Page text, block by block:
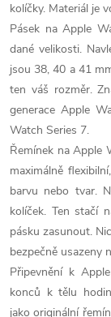
kolíčky. Materiál je
Pásek na Apple
dané velikosti.
jsou 38, 40 a 41
ten váš rozměr.
generace Apple
Watch Series 7.
Řemínek na Apple
maximálně
barvu nebo tvar.
kolíček. Ten stačí
pásku zasunout.
bezpečně usazeny
Připevnění k
konců k tělu
jako originální